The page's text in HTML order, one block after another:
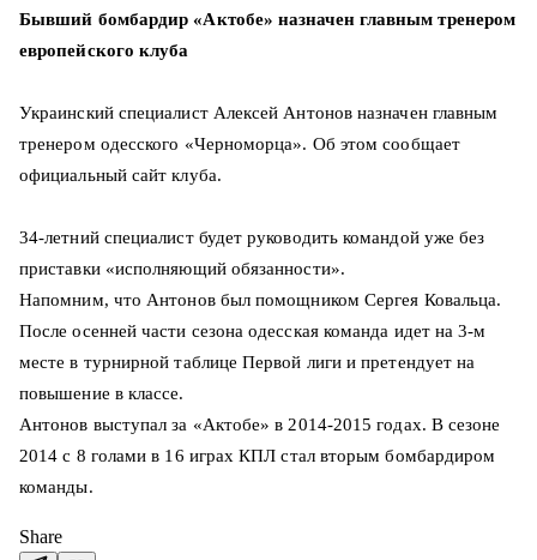
Бывший бомбардир «Актобе» назначен главным тренером
европейского клуба
Украинский специалист Алексей Антонов назначен главным
тренером одесского «Черноморца». Об этом сообщает
официальный сайт клуба.
34-летний специалист будет руководить командой уже без
приставки «исполняющий обязанности».
Напомним, что Антонов был помощником Сергея Ковальца.
После осенней части сезона одесская команда идет на 3-м
месте в турнирной таблице Первой лиги и претендует на
повышение в классе.
Антонов выступал за «Актобе» в 2014-2015 годах. В сезоне
2014 с 8 голами в 16 играх КПЛ стал вторым бомбардиром
команды.
Share